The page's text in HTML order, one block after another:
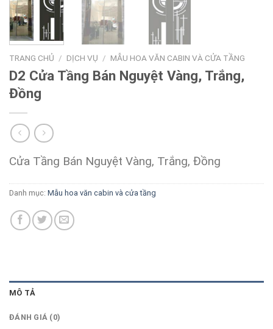
TRANG CHỦ / DỊCH VỤ / MẪU HOA VĂN CABIN VÀ CỬA TẦNG
D2 Cửa Tầng Bán Nguyệt Vàng, Trắng,
Đồng
Cửa Tầng Bán Nguyệt Vàng, Trắng, Đồng
Danh mục: Mẫu hoa văn cabin và cửa tầng
MÔ TẢ
ĐÁNH GIÁ (0)